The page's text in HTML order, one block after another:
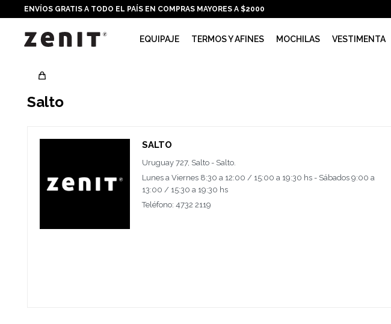
EQUIPAJE TERMOS Y AFINES MOCHILAS VESTIMENTA
ENVÍOS GRATIS A TODO EL PAÍS EN COMPRAS MAYORES A $2000
Salto
SALTO
Uruguay 727, Salto - Salto.
Lunes a Viernes 8:30 a 12:00 / 15:00 a 19:30 hs - Sábados 9:00 a
13:00 / 15:30 a 19:30 hs
Teléfono: 4732 2119